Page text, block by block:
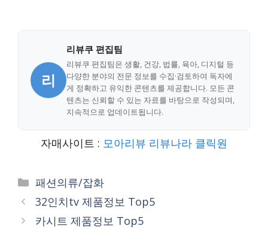
리
리뷰쿠 편집팀
리뷰쿠 편집팀은 생활, 건강, 법률, 육아, 디지털 등
다양한 분야의 전문 정보를 수집·검토하여 독자에
게 정확하고 유익한 콘텐츠를 제공합니다. 모든 콘
텐츠는 신뢰할 수 있는 자료를 바탕으로 작성되며,
지속적으로 업데이트됩니다.
자매사이트 : 모아리뷰 리뷰나라 클릭원
Categories
패션의류/잡화
32인치tv 제품정보 Top5
카시트 제품정보 Top5